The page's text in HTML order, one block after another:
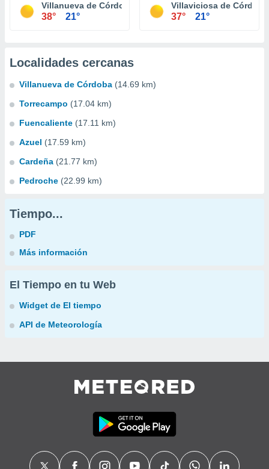
Villanueva de Córdoba
38° 21°
Villaviciosa de Córdoba
37° 21°
Localidades cercanas
Villanueva de Córdoba (14.69 km)
Torrecampo (17.04 km)
Fuencaliente (17.11 km)
Azuel (17.59 km)
Cardeña (21.77 km)
Pedroche (22.99 km)
Tiempo...
PDF
Más información
El Tiempo en tu Web
Widget de El tiempo
API de Meteorología